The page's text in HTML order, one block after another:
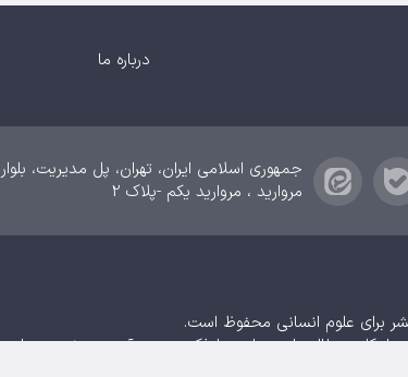
درباره ما
جمهوری اسلامی ایران، تهران، پل مدیریت،
مروارید ، مروارید یکم -پلاک 2
برای علوم انسانی محفوظ است.
از کلیه مطالب این سایت با ذکر منبع و آدرس صفحه مجاز